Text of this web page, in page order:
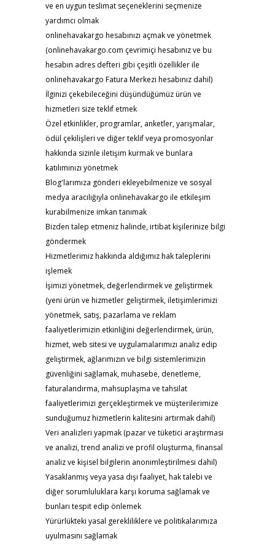
ve en uygun teslimat seçeneklerini seçmenize
yardımcı olmak
onlinehavakargo hesabınızı açmak ve yönetmek
(onlinehavakargo.com çevrimiçi hesabınız ve bu
hesabın adres defteri gibi çeşitli özellikler ile
onlinehavakargo Fatura Merkezi hesabınız dahil)
İlginizi çekebileceğini düşündüğümüz ürün ve
hizmetleri size teklif etmek
Özel etkinlikler, programlar, anketler, yarışmalar,
ödül çekilişleri ve diğer teklif veya promosyonlar
hakkında sizinle iletişim kurmak ve bunlara
katılımınızı yönetmek
Blog'larımıza gönderi ekleyebilmenize ve sosyal
medya aracılığıyla onlinehavakargo ile etkileşim
kurabilmenize imkan tanımak
Bizden talep etmeniz halinde, irtibat kişilerinize bilgi
göndermek
Hizmetlerimiz hakkında aldığımız hak taleplerini
işlemek
İşimizi yönetmek, değerlendirmek ve geliştirmek
(yeni ürün ve hizmetler geliştirmek, iletişimlerimizi
yönetmek, satış, pazarlama ve reklam
faaliyetlerimizin etkinliğini değerlendirmek, ürün,
hizmet, web sitesi ve uygulamalarımızı analiz edip
geliştirmek, ağlarımızın ve bilgi sistemlerimizin
güvenliğini sağlamak, muhasebe, denetleme,
faturalandırma, mahsuplaşma ve tahsilat
faaliyetlerimizi gerçekleştirmek ve müşterilerimize
sunduğumuz hizmetlerin kalitesini artırmak dahil)
Veri analizleri yapmak (pazar ve tüketici araştırması
ve analizi, trend analizi ve profil oluşturma, finansal
analiz ve kişisel bilgilerin anonimleştirilmesi dahil)
Yasaklanmış veya yasa dışı faaliyet, hak talebi ve
diğer sorumluluklara karşı koruma sağlamak ve
bunları tespit edip önlemek
Yürürlükteki yasal gerekliliklere ve politikalarımıza
uyulmasını sağlamak